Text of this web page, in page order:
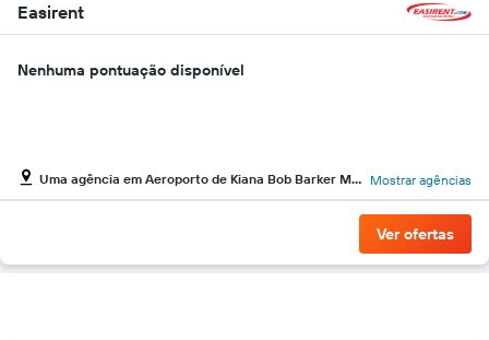
Easirent
Nenhuma pontuação disponível
Uma agência em Aeroporto de Kiana Bob Barker Memorial Mostrar agências
Ver ofertas